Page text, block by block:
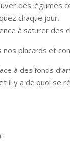
des légumes
chaque jour.
à saturer des
nos placards et
à des fonds
il y a de quoi se
: